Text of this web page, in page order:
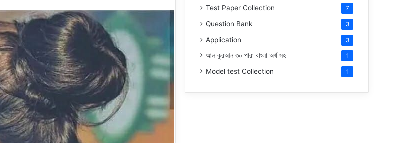
Test Paper Collection 7
Question Bank 3
Application 3
আল কুরআন ৩০ পারা বাংলা অর্থ সহ 1
Model test Collection 1